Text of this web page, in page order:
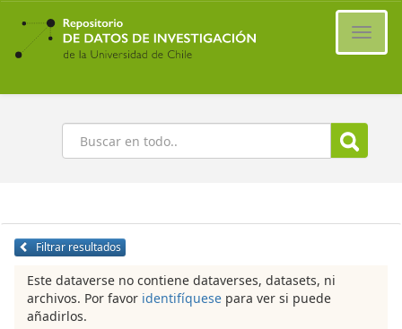
Ir
contenido
principal
Buscar
Filtrar resultados
Este dataverse no contiene dataverses, datasets, ni
archivos. Por favor identifíquese para ver si puede
añadirlos.